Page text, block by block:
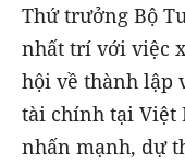
Thứ trưởng Bộ
nhất trí với việc
hội về thành lập
tài chính tại Việt
nhấn mạnh, dự